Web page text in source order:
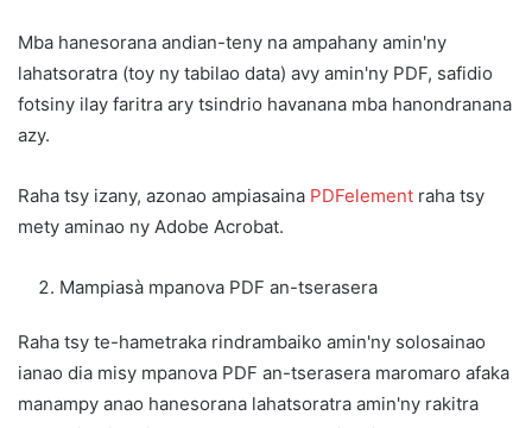
Mba hanesorana andian-teny na ampahany amin'ny
lahatsoratra (toy ny tabilao data) avy amin'ny PDF, safidio
fotsiny ilay faritra ary tsindrio havanana mba hanondranana
azy.
Raha tsy izany, azonao ampiasaina PDFelement raha tsy
mety aminao ny Adobe Acrobat.
Mampiasà mpanova PDF an-tserasera
Raha tsy te-hametraka rindrambaiko amin'ny solosainao
ianao dia misy mpanova PDF an-tserasera maromaro afaka
manampy anao hanesorana lahatsoratra amin'ny rakitra